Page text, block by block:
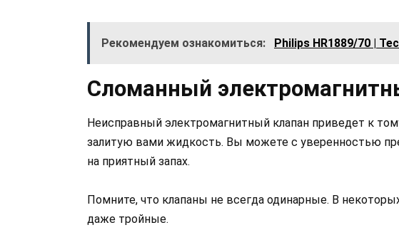
Рекомендуем ознакомиться: Philips HR1889/70 |
Сломанный
Неисправный электромагнитный клапан приведет к
залитую вами жидкость. Вы можете с уверенностью
на приятный запах.
Помните, что клапаны не всегда одинарные. В
даже тройные.